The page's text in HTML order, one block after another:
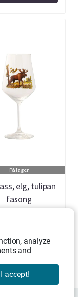
På lager
elg, tulipan
fasong
analyze
and
I accept!